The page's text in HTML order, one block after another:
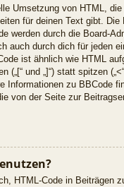
Umsetzung von HTML,
für deinen Text gibt. Die
werden durch die Board-
auch durch dich für jeden
ist ähnlich wie HTML
(„[“ und „]“) statt spitzen
Informationen zu BBCode
von der Seite zur
HTML-Code in Beiträgen